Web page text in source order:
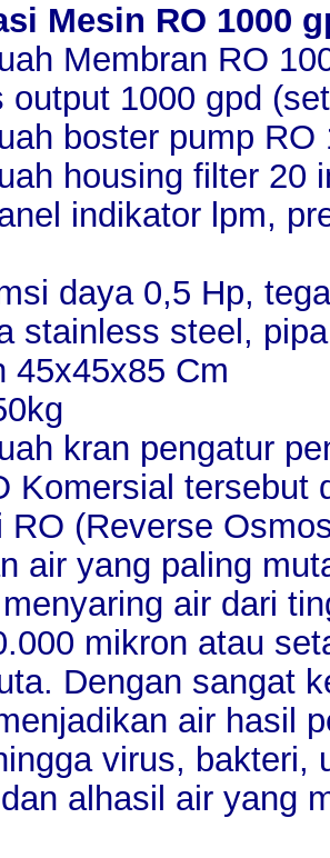
Mesin RO 1000
Membran RO
output 1000 gpd
boster pump RO
housing filter 20
indikator lpm,
daya 0,5 Hp,
stainless steel,
45x45x85 Cm
kran pengatur
Komersial tersebut
RO (Reverse
air yang paling
air dari
mikron atau
Dengan sangat
air hasil
virus, bakteri,
alhasil air yang